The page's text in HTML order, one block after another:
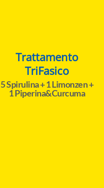
Trattamento
TriFasico
5 Spirulina + 1 Limonzen +
1 Piperina&Curcuma